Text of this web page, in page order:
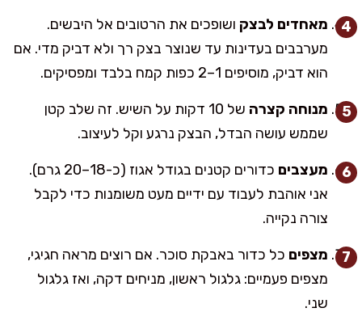
מאחדים לבצק ושופכים את הרטובים אל היבשים.
מערבבים בעדינות עד שנוצר בצק רך ולא דביק מדי. אם
הוא דביק, מוסיפים 1–2 כפות קמח בלבד ומפסיקים.
מנוחה קצרה
של 10 דקות על השיש. זה שלב קטן
שממש עושה הבדל, הבצק נרגע וקל לעיצוב.
מעצבים
כדורים קטנים בגודל אגוז (כ-18–20 גרם).
אני אוהבת לעבוד עם ידיים מעט משומנות כדי לקבל
צורה נקייה.
מצפים כל כדור באבקת סוכר. אם רוצים מראה חגיגי,
מצפים פעמיים: גלגול ראשון, מניחים דקה, ואז גלגול
שני.